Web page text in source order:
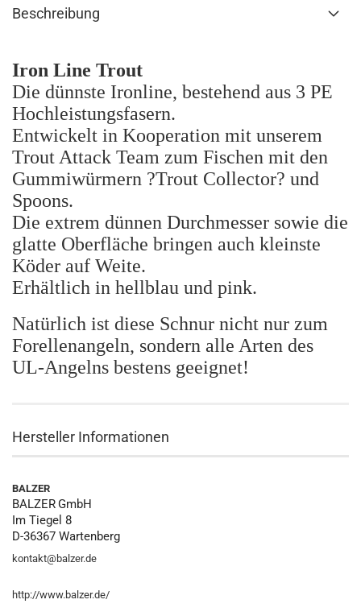
Beschreibung
Iron Line Trout
Die dünnste Ironline, bestehend aus 3 PE
Hochleistungsfasern.
Entwickelt in Kooperation mit unserem
Trout Attack Team zum Fischen mit den
Gummiwürmern ?Trout Collector? und
Spoons.
Die extrem dünnen Durchmesser sowie die
glatte Oberfläche bringen auch kleinste
Köder auf Weite.
Erhältlich in hellblau und pink.
Natürlich ist diese Schnur nicht nur zum
Forellenangeln, sondern alle Arten des
UL-Angelns bestens geeignet!
Hersteller Informationen
BALZER
BALZERGmbH
Im Tiegel 8
D-36367 Wartenberg
kontakt@balzer.de
http://www.balzer.de/